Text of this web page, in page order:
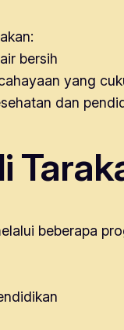
bersih
yang
dan
beberapa